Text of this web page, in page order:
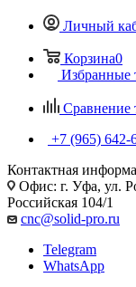
Личный
Корзина0
Избранные
Сравнение
+7 (965) 642-
Контактная
Офис: г. Уфа, ул.
Российская 104/1
cnc@solid-pro.ru
Telegram
WhatsApp